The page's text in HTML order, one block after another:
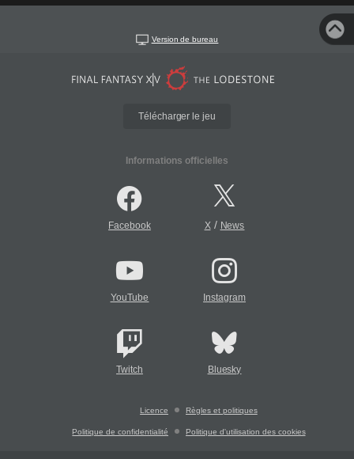
Version de bureau
Télécharger le jeu
Informations officielles
Facebook X/ News
YouTube Instagram
Twitch Bluesky
Licence Règles et politiques
Politique de confidentialité Politique d'utilisation des cookies